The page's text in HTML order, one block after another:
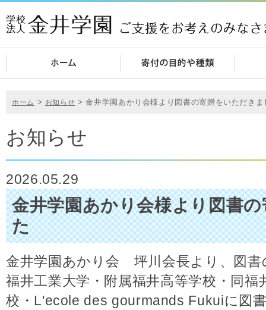
ホーム > お知らせ >金井学園あかり会様より図書の寄贈をいただきま
お知らせ
2026.05.29
金井学園あかり会様より図書
た
金井学園あかり会 坪川会長より、図書
福井工業大学・附属福井高等学校・同福
校・L'ecole des gourmands Fukuiに図